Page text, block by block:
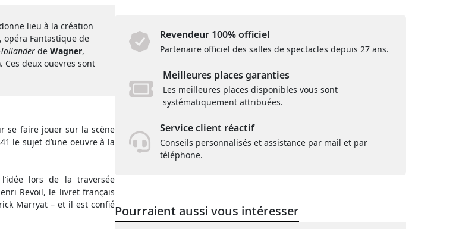
lieu à la création
, opéra Fantastique de
de Wagner,
Ces deux ouevres sont
se faire jouer sur la scène
le sujet d’une oeuvre à la
lors de la traversée
Revoil, le livret français
Marryat – et il est confié
Revendeur 100% officiel
Partenaire officiel des salles de spectacles depuis 27 ans.
Meilleures places garanties
Les meilleures places disponibles vous sont
systématiquement attribuées.
Service client réactif
Conseils personnalisés et assistance par mail et par
téléphone.
Pourraient aussi vous intéresser